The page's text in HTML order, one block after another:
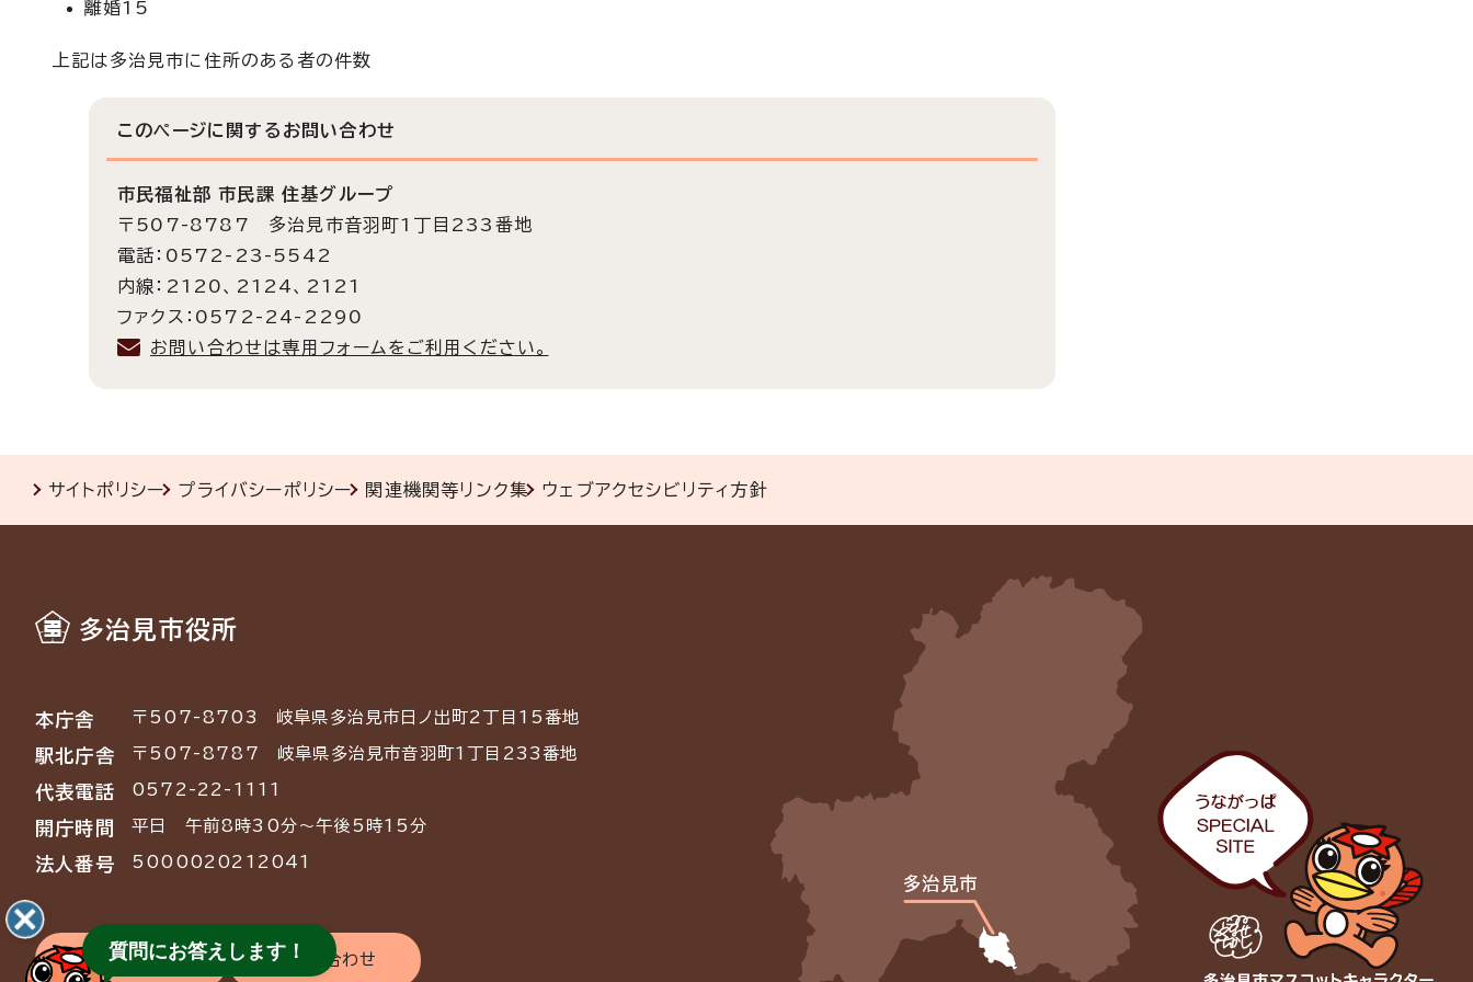
離婚15
上記は多治見市に住所のある者の件数
このページに関する お問い合わせ
市民福祉部 市民課 住基グループ
〒507-8787 多治見市音羽町1丁目233番地
電話：0572-23-5542
内線：2120、2124、2121
ファクス：0572-24-2290
お問い合わせは専用フォームをご利用ください。
サイトポリシー プライバシーポリシー 関連機関等リンク集 ウェブアクセシビリティ方針
多治見市役所
本庁舎 〒507-8703 岐阜県多治見市日ノ出町2丁目15番地
駅北庁舎 〒507-8787 岐阜県多治見市音羽町1丁目233番地
代表電話 0572-22-1111
開庁時間 平日 午前8時30分～午後5時15分
法人番号 5000020212041
交通アクセス お問い合わせ
質問にお答えします！